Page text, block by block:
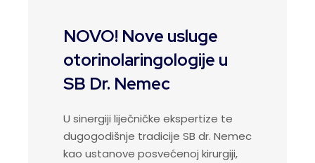
NOVO! Nove usluge
otorinolaringologije u
SB Dr. Nemec
U sinergiji liječničke ekspertize te
dugogodišnje tradicije SB dr. Nemec
kao ustanove posvećenoj kirurgiji,